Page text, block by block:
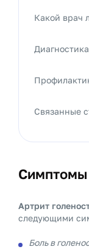
Симптомы
Артрит
следующими
Боль в
Какой врач
Диагностика
Связанные